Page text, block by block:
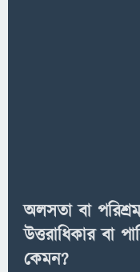
অলসতা বা
উত্তরাধিকার বা
কেমন?